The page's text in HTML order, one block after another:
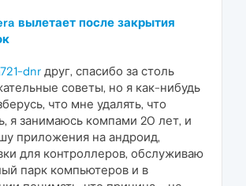
вылетает после закрытия
dnr друг, спасибо за столь
советы, но я как-нибудь
что мне удалять, что
я занимаюсь компами 20 лет, и
приложения на андроид,
для контроллеров, обслуживаю
парк компьютеров и в